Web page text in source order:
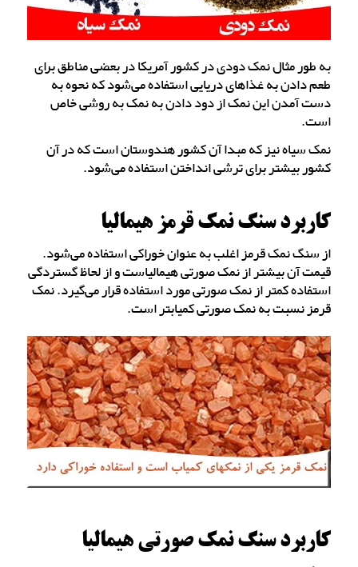
به طور مثال نمک دودی در کشور آمریکا در بعضی مناطق برای
طعم دادن به غذاهای دریایی استفاده می‌شود که نحوه به
دست آمدن این نمک از دود دادن به نمک به روشی خاص
است.
نمک سیاه نیز که مبدا آن کشور هندوستان است که در آن
کشور بیشتر برای ترشی انداختن استفاده می‌شود.
کاربرد سنگ نمک قرمز هیمالیا
از سنگ نمک قرمز اغلب به عنوان خوراکی استفاده می‌شود.
قیمت آن بیشتر از نمک صورتی هیمالیاست و از لحاظ گستردگی
استفاده کمتر از نمک صورتی مورد استفاده قرار می‌گیرد. نمک
قرمز نسبت به نمک صورتی کمیابتر است.
کاربرد سنگ نمک صورتی هیمالیا